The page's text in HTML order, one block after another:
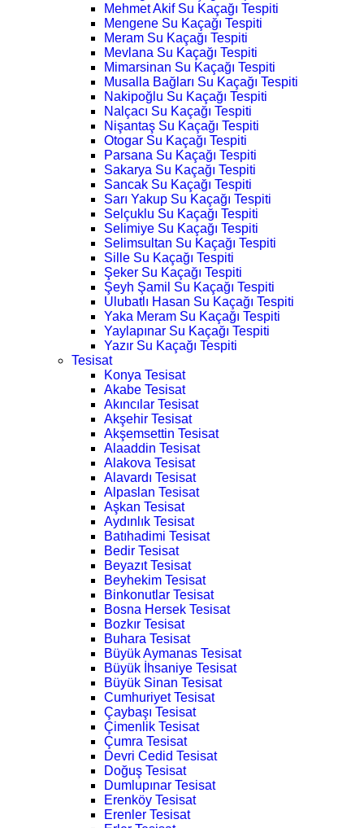
Mehmet Akif Su Kaçağı Tespiti
Mengene Su Kaçağı Tespiti
Meram Su Kaçağı Tespiti
Mevlana Su Kaçağı Tespiti
Mimarsinan Su Kaçağı Tespiti
Musalla Bağları Su Kaçağı Tespiti
Nakipoğlu Su Kaçağı Tespiti
Nalçacı Su Kaçağı Tespiti
Nişantaş Su Kaçağı Tespiti
Otogar Su Kaçağı Tespiti
Parsana Su Kaçağı Tespiti
Sakarya Su Kaçağı Tespiti
Sancak Su Kaçağı Tespiti
Sarı Yakup Su Kaçağı Tespiti
Selçuklu Su Kaçağı Tespiti
Selimiye Su Kaçağı Tespiti
Selimsultan Su Kaçağı Tespiti
Sille Su Kaçağı Tespiti
Şeker Su Kaçağı Tespiti
Şeyh Şamil Su Kaçağı Tespiti
Ulubatlı Hasan Su Kaçağı Tespiti
Yaka Meram Su Kaçağı Tespiti
Yaylapınar Su Kaçağı Tespiti
Yazır Su Kaçağı Tespiti
Tesisat
Konya Tesisat
Akabe Tesisat
Akıncılar Tesisat
Akşehir Tesisat
Akşemsettin Tesisat
Alaaddin Tesisat
Alakova Tesisat
Alavardı Tesisat
Alpaslan Tesisat
Aşkan Tesisat
Aydınlık Tesisat
Batıhadimi Tesisat
Bedir Tesisat
Beyazıt Tesisat
Beyhekim Tesisat
Binkonutlar Tesisat
Bosna Hersek Tesisat
Bozkır Tesisat
Buhara Tesisat
Büyük Aymanas Tesisat
Büyük İhsaniye Tesisat
Büyük Sinan Tesisat
Cumhuriyet Tesisat
Çaybaşı Tesisat
Çimenlik Tesisat
Çumra Tesisat
Devri Cedid Tesisat
Doğuş Tesisat
Dumlupınar Tesisat
Erenköy Tesisat
Erenler Tesisat